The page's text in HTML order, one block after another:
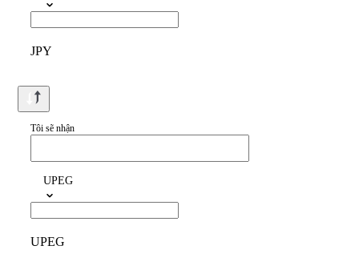
JPY
Tôi sẽ nhận
UPEG
UPEG